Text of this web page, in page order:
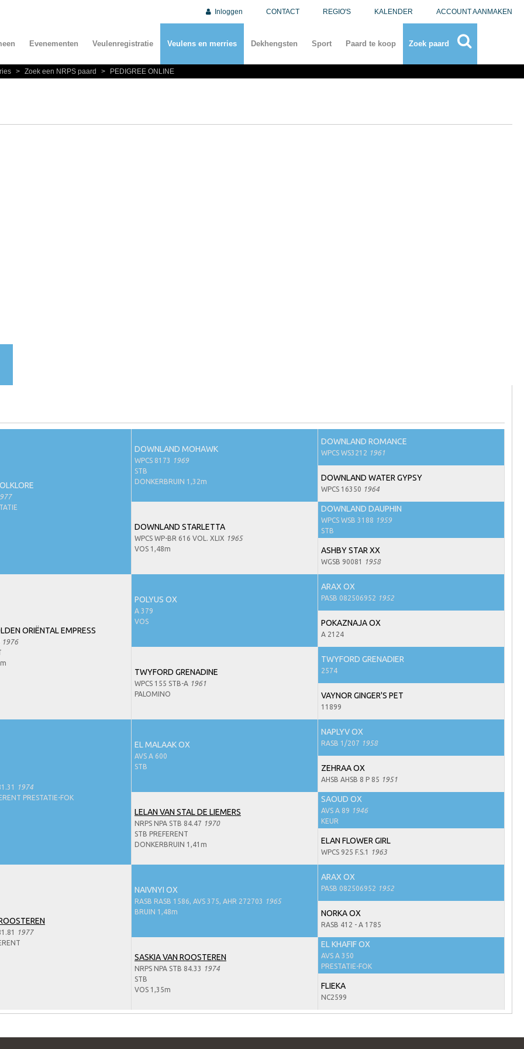
Inloggen CONTACT REGIO'S KALENDER ACCOUNT AANMAKEN
Evenementen Veulenregistratie Veulens en merries Dekhengsten Sport Paard te koop Zoek paard
> Zoek een NRPS paard > PEDIGREE ONLINE
DOWNLAND MOHAWK
WPCS 8173
1969
STB
DONKERBRUIN 1,32m
DOWNLAND ROMANCE
WPCS WS3212 1961
DOWNLAND WATER GYPSY
WPCS 16350 1964
DOWNLAND STARLETTA
WPCS WP-BR 616 VOL. XLIX 1965
VOS 1,48m
DOWNLAND DAUPHIN
WPCS WSB 3188 1959
STB
ASHBY STAR XX
WGSB 90081 1958
ORIËNTAL EMPRESS
1976
POLYUS OX
A 379
VOS
ARAX OX
PASB 082506952 1952
POKAZNAJA OX
A 2124
TWYFORD GRENADINE
WPCS 155 STB-A 1961
PALOMINO
TWYFORD GRENADIER
2574
VAYNOR GINGER'S PET
11899
1974
PRESTATIE-FOK
EL MALAAK OX
AVS A 600
STB
NAPLYV OX
RASB 1/207 1958
ZEHRAA OX
AHSB AHSB 8 P 85 1951
LELAN VAN STAL DE LIEMERS
NRPS NPA STB 84.47 1970
STB PREFERENT
DONKERBRUIN 1,41m
SAOUD OX
AVS A 89 1946
KEUR
ELAN FLOWER GIRL
WPCS 925 F.S.1 1963
1977
NAIVNYI OX
RASB RASB 1586, AVS 375, AHR 272703
1965
BRUIN 1,48m
ARAX OX
PASB 082506952 1952
NORKA OX
RASB 412 - A 1785
SASKIA VAN ROOSTEREN
NRPS NPA STB 84.33
1974
STB
VOS 1,35m
EL KHAFIF OX
AVS A 350
PRESTATIE-FOK
FLIEKA
NC2599